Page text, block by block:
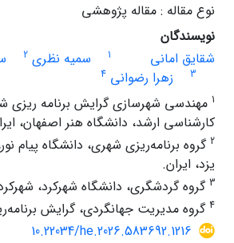
نوع مقاله : مقاله پژوهشی
نویسندگان
شقایق امانی
1 سمیه نظری 2
3 زهرا رضوانی 4
1 مهندسی شهرسازی گرایش برنامه ریزی
کارشناسی ارشد، دانشگاه هنر اصفهان،
2 گروه برنامه‌ریزی شهری، دانشگاه پیام
یزد، ایران.
3 گروه گردشگری، دانشگاه شهرکرد،
4 گروه مدیریت جهانگردی، گرایش
10.22034/he.2026.583692.1216